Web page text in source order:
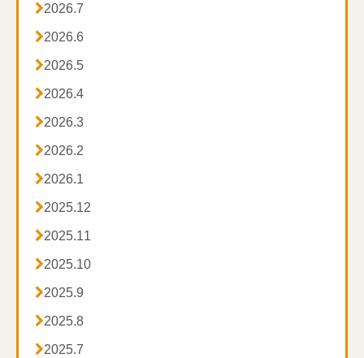
2026.7
2026.6
2026.5
2026.4
2026.3
2026.2
2026.1
2025.12
2025.11
2025.10
2025.9
2025.8
2025.7